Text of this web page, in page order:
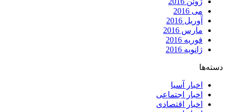
می 2016
آوریل 2016
مارس 2016
فوریه 2016
ژانویه 2016
دسته‌ها
اخبار آسیا
اخبار اجتماعی
اخبار اقتصادی